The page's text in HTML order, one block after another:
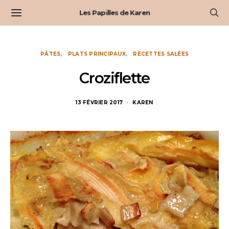
Les Papilles de Karen
PÂTES PLATS PRINCIPAUX RECETTES SALÉES
Croziflette
13 FÉVRIER 2017 KAREN